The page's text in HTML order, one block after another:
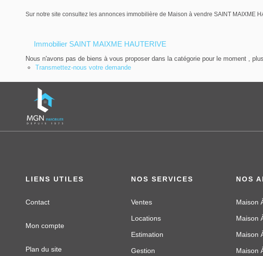
Sur notre site consultez les annonces immobilière de Maison à vendre SAINT MAIXME
Immobilier SAINT MAIXME HAUTERIVE
Nous n'avons pas de biens à vous proposer dans la catégorie pour le moment ,
Transmettez-nous votre demande
LIENS UTILES
Contact
Mon compte
Plan du site
NOS SERVICES
Ventes
Locations
Estimation
Gestion
NOS
Maison
Maison
Maison
Maison